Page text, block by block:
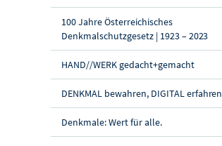
100 Jahre Österreichisches
Denkmalschutzgesetz | 1923 – 2023
HAND//WERK gedacht+gemacht
DENKMAL bewahren, DIGITAL erfahren
Denkmale: Wert für alle.